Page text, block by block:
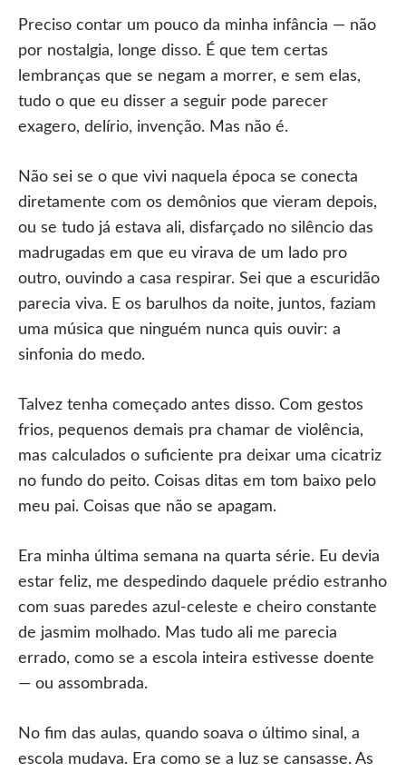
Preciso contar um pouco da minha infância — não
por nostalgia, longe disso. É que tem certas
lembranças que se negam a morrer, e sem elas,
tudo o que eu disser a seguir pode parecer
exagero, delírio, invenção. Mas não é.
Não sei se o que vivi naquela época se conecta
diretamente com os demônios que vieram depois,
ou se tudo já estava ali, disfarçado no silêncio das
madrugadas em que eu virava de um lado pro
outro, ouvindo a casa respirar. Sei que a escuridão
parecia viva. E os barulhos da noite, juntos, faziam
uma música que ninguém nunca quis ouvir: a
sinfonia do medo.
Talvez tenha começado antes disso. Com gestos
frios, pequenos demais pra chamar de violência,
mas calculados o suficiente pra deixar uma cicatriz
no fundo do peito. Coisas ditas em tom baixo pelo
meu pai. Coisas que não se apagam.
Era minha última semana na quarta série. Eu devia
estar feliz, me despedindo daquele prédio estranho
com suas paredes azul-celeste e cheiro constante
de jasmim molhado. Mas tudo ali me parecia
errado, como se a escola inteira estivesse doente
— ou assombrada.
No fim das aulas, quando soava o último sinal, a
escola mudava. Era como se a luz se cansasse. As